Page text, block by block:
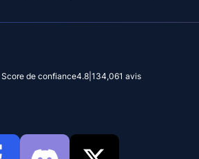
Score de confiance4.8 134,061 avis